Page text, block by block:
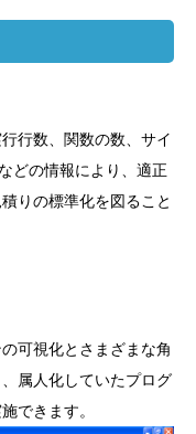
行数、関数の数、サイ
どの情報により、適正
りの標準化を図ること
可視化とさまざまな角
属人化していたプログ
できます。